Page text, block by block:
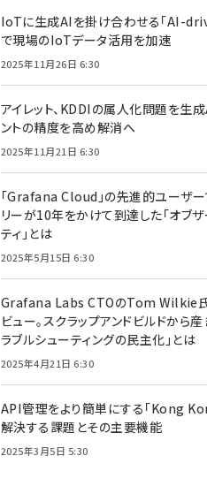
IoTに生成AIを掛け合わせる「AI-
で現場のIoTデータ活用を加速
2025年11月26日 6:30
アイレット、KDDIの属人化問題を生
ントの精度を高め解消へ
2025年11月21日 6:30
「Grafana Cloud」の先進的ユーザ
リーが10年をかけて到達した「オブ
ティ」とは
2025年5月15日 6:30
Grafana Labs CTOのTom Wilkie氏
ビュー。スクラップアンドビルドから産
ラブルシューティングの民主化」とは
2025年4月21日 6:30
API管理をより簡単にする「Kong
解決する課題とその主要機能
2025年3月5日 5:30